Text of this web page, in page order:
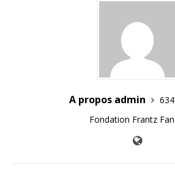
A propos admin
Fondation Frantz